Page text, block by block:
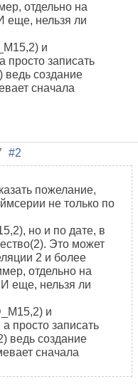
отдельно на
еще, нельзя ли
и
просто записать
ведь создание
сначала
#2
пожелание,
не только по
но и по дате, в
Это может
2 и более
отдельно на
еще, нельзя ли
и
просто записать
ведь создание
сначала